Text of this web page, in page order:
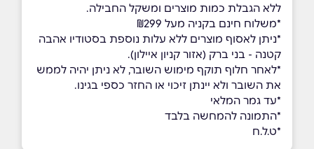
ללא הגבלת כמות מוצרים ומשקל החבילה.
*משלוח חינם בקניה מעל ₪299
*ניתן לאסוף מוצרים ללא עלות נוספת בסטודיו אהבה
קטנה - בני ברק (אזור קניון איילון).
*לאחר חלוף תוקף מימוש השובר, לא ניתן יהיה לממש
את השובר ולא יינתן זיכוי או החזר כספי בגינו.
*עד גמר המלאי
*התמונה להמחשה בלבד
*ט.ל.ח